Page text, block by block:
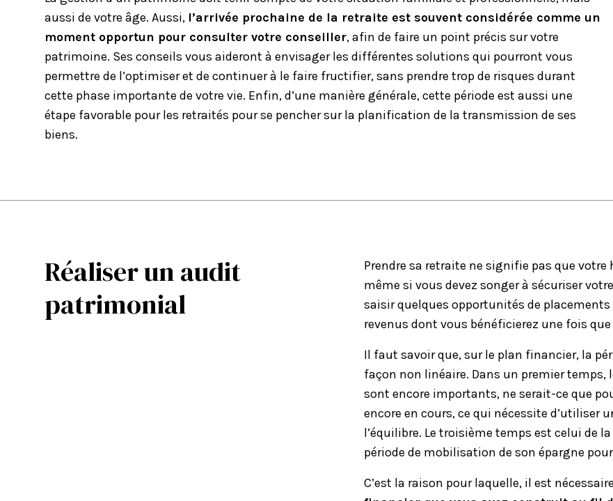
aussi de votre âge. Aussi, l’arrivée prochaine de la retraite est souvent considérée comme un
moment opportun pour consulter votre conseiller, afin de faire un point précis sur votre
patrimoine. Ses conseils vous aideront à envisager les différentes solutions qui pourront vous
permettre de l’optimiser et de continuer à le faire fructifier, sans prendre trop de risques durant
cette phase importante de votre vie. Enfin, d’une manière générale, cette période est aussi une
étape favorable pour les retraités pour se pencher sur la planification de la transmission de ses
biens.
Réaliser un audit
patrimonial
Prendre sa retraite ne signifie pas que
même si vous devez songer à sécuriser
saisir quelques opportunités de
revenus dont vous bénéficierez une fois
Il faut savoir que, sur le plan financier, la
façon non linéaire. Dans un premier
sont encore importants, ne serait-ce que
encore en cours, ce qui nécessite d’utiliser
l’équilibre. Le troisième temps est celui de
période de mobilisation de son épargne
C’est la raison pour laquelle, il est